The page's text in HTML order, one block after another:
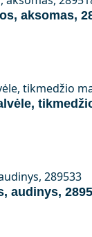
aksomas,
audinys,